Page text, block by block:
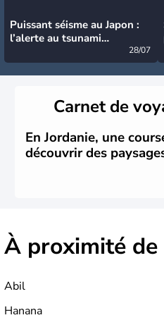
Puissant séisme au Japon :
l’alerte au tsunami
28/07
Carnet de
En Jordanie, une
découvrir des
À proximité de
Abil
Hanana